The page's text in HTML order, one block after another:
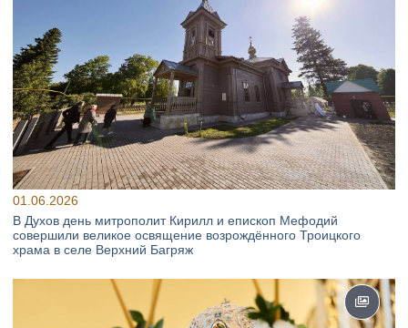
01.06.2026
В Духов день митрополит Кирилл и епископ Мефодий
совершили великое освящение возрождённого Троицкого
храма в селе Верхний Багряж